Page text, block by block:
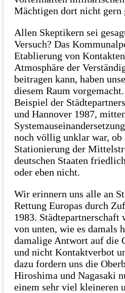
Mächtigen dort nicht gern
Allen Skeptikern sei
Versuch? Das
Etablierung von
Atmosphäre der
beitragen kann, haben
diesem Raum
Beispiel der
und Hannover 1987,
noch völlig unklar war, ob
Stationierung der
deutschen Staaten
oder eben nicht.
Wir erinnern uns alle an
Rettung Europas durch
1983.
von unten, wie es damals
damalige Antwort auf die
und nicht Kontaktverbot
dazu fordern uns die
Hiroshima und Nagasaki
einem sehr viel kleineren